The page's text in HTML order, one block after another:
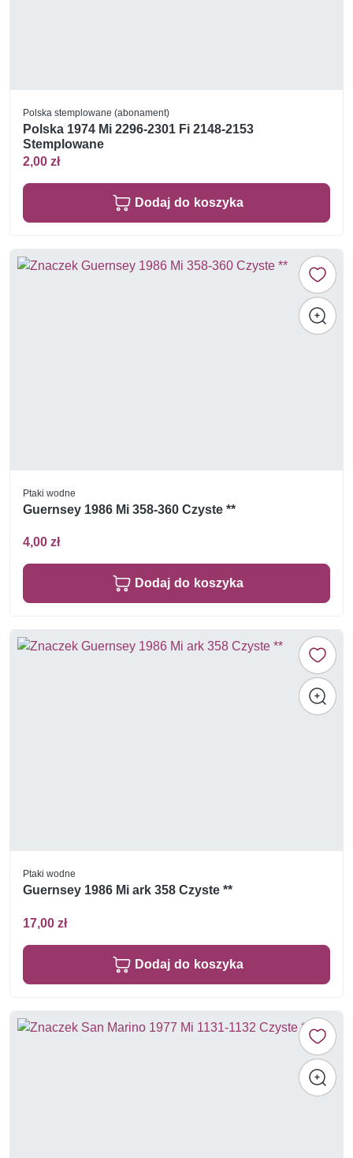
Polska stemplowane (abonament)
Polska 1974 Mi 2296-2301 Fi 2148-2153
Stemplowane
2,00 zł
Dodaj do koszyka
Ptaki wodne
Guernsey 1986 Mi 358-360 Czyste **
4,00 zł
Dodaj do koszyka
Ptaki wodne
Guernsey 1986 Mi ark 358 Czyste **
17,00 zł
Dodaj do koszyka